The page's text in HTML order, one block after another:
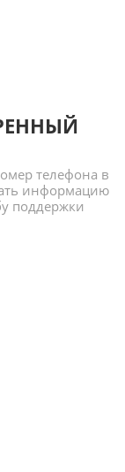
телефона в
информацию
поддержки